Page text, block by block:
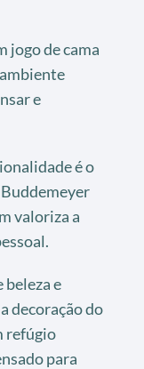
jogo de cama
e
é o
valoriza a
e
decoração do
refúgio
para